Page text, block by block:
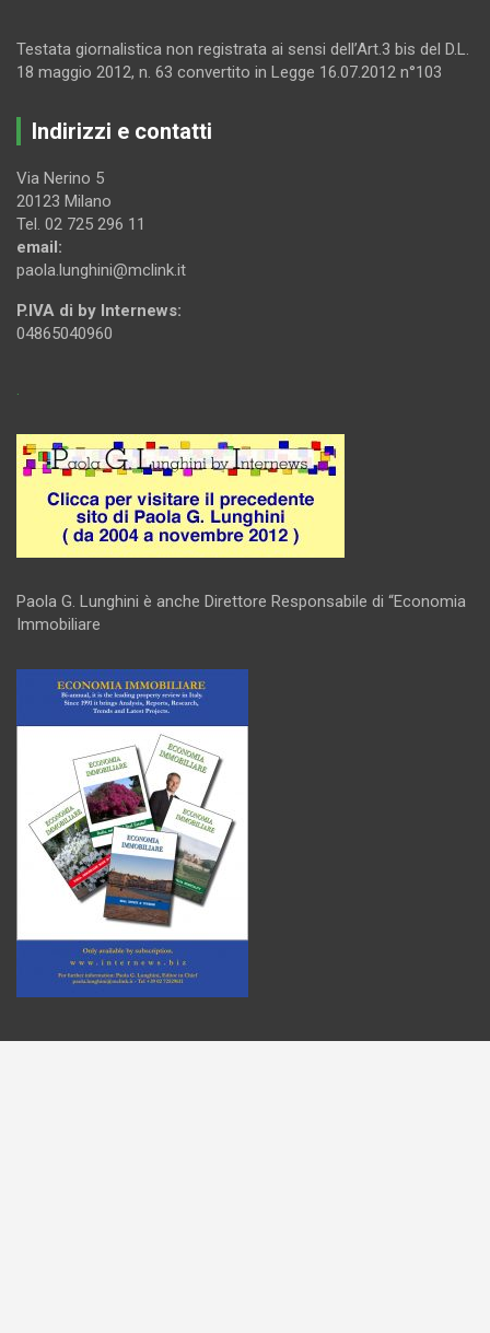
Testata giornalistica non registrata ai sensi dell’Art.3 bis del D.L.
18 maggio 2012, n. 63 convertito in Legge 16.07.2012 n°103
Indirizzi e contatti
Via Nerino 5
20123 Milano
Tel. 02 725 296 11
email:
paola.lunghini@mclink.it
P.IVA di by Internews:
04865040960
.
Paola G. Lunghini è anche Direttore Responsabile di “Economia
Immobiliare